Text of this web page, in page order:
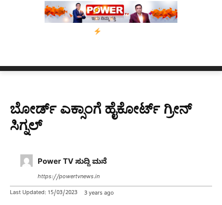
ನ್ಯೂಸ್ ಕಾರ್ಪ್‌ಗೆ ಎಐಯಿಂದ ಸಂಕಷ್ಟ: ಆಸ್ಟ್ರೇಲಿಯಾದಲ್ಲಿ
ಬೋರ್ಡ್ ಎಕ್ಸಾಂಗೆ ಹೈಕೋರ್ಟ್ ಗ್ರೀನ್
ಸಿಗ್ನಲ್
Power TV ಸುದ್ದಿ ಮನೆ
https://powertvnews.in
Last Updated: 15/03/2023 3 years ago